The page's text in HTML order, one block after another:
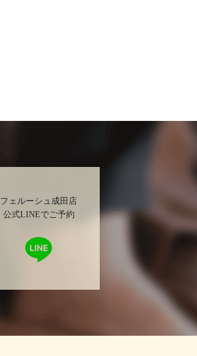
フェルーシュ成田店
公式LINEでご予約
で予